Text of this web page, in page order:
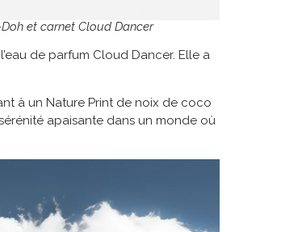
et carnet Cloud Dancer
de parfum Cloud Dancer. Elle a
à un Nature Print de noix de coco
apaisante dans un monde où